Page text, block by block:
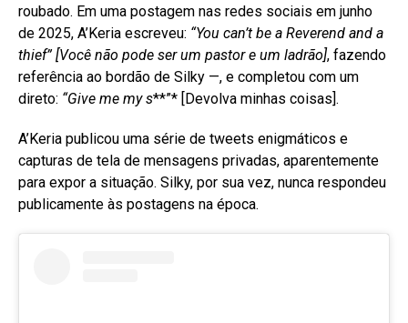
roubado. Em uma postagem nas redes sociais em junho
de 2025, A’Keria escreveu: “You can’t be a Reverend and a
thief”[Você não pode ser um pastor e um ladrão], fazendo
referência ao bordão de Silky —, e completou com um
direto: “Give me my s**”* [Devolva minhas coisas] .
A’Keria publicou uma série de tweets enigmáticos e
capturas de tela de mensagens privadas, aparentemente
para expor a situação. Silky, por sua vez, nunca respondeu
publicamente às postagens na época.